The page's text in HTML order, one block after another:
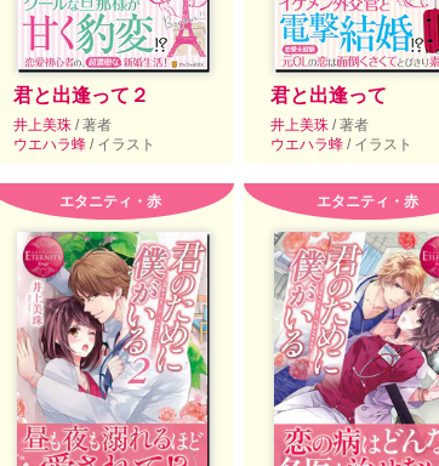
君と出逢って２
井上美珠 / 著者
ウエハラ蜂 / イラスト
君と出逢って
井上美珠 / 著者
ウエハラ蜂 / イラスト
エタニティ・赤 エタニティ・赤